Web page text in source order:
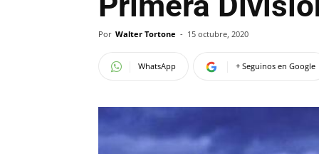
Por Walter Tortone - 15 octubre, 2020
WhatsApp + Seguinos en Google